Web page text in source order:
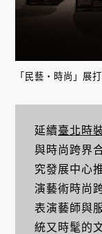
「民藝・時尚」展
延續臺北時
與時尚跨界
究發展中心
演藝術時尚
表演藝師與
統又時髦的